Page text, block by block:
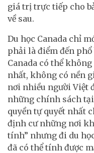
giá trị trực tiếp cho
về sau.
Du học Canada chỉ
phải là điểm đến
Canada có thể
nhất, không có nền
nơi nhiều người Việt
những chính sách
quyền tự quyết nhất
định cư những nơi
tính” nhưng đi du
đã có thể tính được